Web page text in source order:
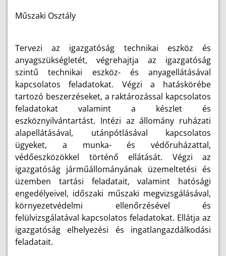
Műszaki Osztály
Tervezi az igazgatóság technikai eszköz és
anyagszükségletét, végrehajtja az igazgatóság
szintű technikai eszköz- és anyagellátásával
kapcsolatos feladatokat. Végzi a hatáskörébe
tartozó beszerzéseket, a raktározással kapcsolatos
feladatokat valamint a készlet és
eszköznyilvántartást. Intézi az állomány ruházati
alapellátásával, utánpótlásával kapcsolatos
ügyeket, a munka- és védőruházattal,
védőeszközökkel történő ellátását. Végzi az
igazgatóság járműállományának üzemeltetési és
üzemben tartási feladatait, valamint hatósági
engedélyeivel, időszaki műszaki megvizsgálásával,
környezetvédelmi ellenőrzésével és
felülvizsgálatával kapcsolatos feladatokat. Ellátja az
igazgatóság elhelyezési és ingatlangazdálkodási
feladatait.